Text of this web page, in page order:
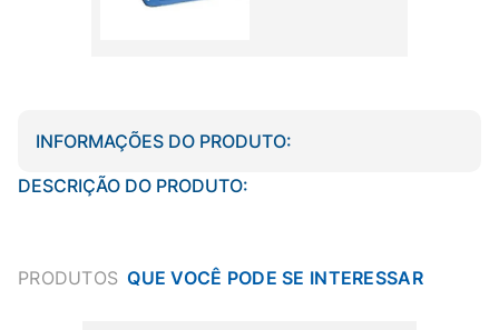
INFORMAÇÕES DO PRODUTO:
DESCRIÇÃO DO PRODUTO:
PRODUTOS